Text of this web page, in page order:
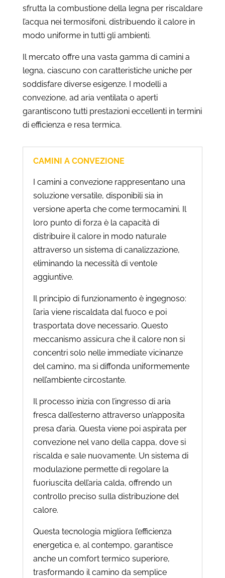
sfrutta la combustione della legna per riscaldare
l’acqua nei termosifoni, distribuendo il calore in
modo uniforme in tutti gli ambienti.
Il mercato offre una vasta gamma di camini a
legna, ciascuno con caratteristiche uniche per
soddisfare diverse esigenze. I modelli a
convezione, ad aria ventilata o aperti
garantiscono tutti prestazioni eccellenti in termini
di efficienza e resa termica.
CAMINI A CONVEZIONE
I camini a convezione rappresentano una
soluzione versatile, disponibili sia in
versione aperta che come termocamini. Il
loro punto di forza è la capacità di
distribuire il calore in modo naturale
attraverso un sistema di canalizzazione,
eliminando la necessità di ventole
aggiuntive.
Il principio di funzionamento è ingegnoso:
l’aria viene riscaldata dal fuoco e poi
trasportata dove necessario. Questo
meccanismo assicura che il calore non si
concentri solo nelle immediate vicinanze
del camino, ma si diffonda uniformemente
nell’ambiente circostante.
Il processo inizia con l’ingresso di aria
fresca dall’esterno attraverso un’apposita
presa d’aria. Questa viene poi aspirata per
convezione nel vano della cappa, dove si
riscalda e sale nuovamente. Un sistema di
modulazione permette di regolare la
fuoriuscita dell’aria calda, offrendo un
controllo preciso sulla distribuzione del
calore.
Questa tecnologia migliora l’efficienza
energetica e, al contempo, garantisce
anche un comfort termico superiore,
trasformando il camino da semplice